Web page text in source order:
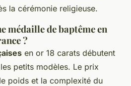
la cérémonie religieuse.
médaille de baptême en
?
en or 18 carats débutent
petits modèles. Le prix
poids et la complexité du